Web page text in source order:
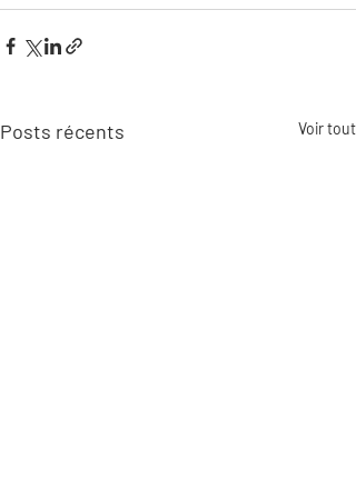
Posts récents Voir tout